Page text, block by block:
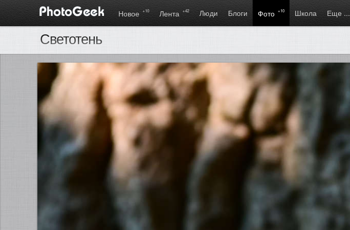
Новое +10 Лента +42 Люди Блоги Фото +10 Школа Еще ...
Светотень